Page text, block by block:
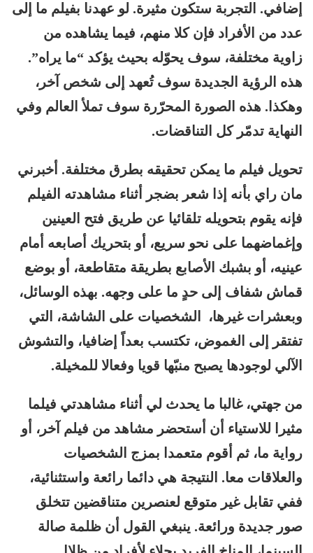
إضافي. التجربة ستكون مثيرة. لو عهدنا بفيلم ما إلى
عدد من الأفراد فإن كلا منهم، فيما يشاهده من
زاوية مختلفة، سوف يحوّله بحيث يؤكد “ما يراه”.
هذه الرؤية الجديدة سوف تُعهد إلى شخص آخر،
وهكذا. هذه الصورة المحرّرة سوف تملأ العالم وفي
النهاية تدمّر كل التناقضات.
تحويل فيلم ما يمكن تحقيقه بطرق مختلفة. أخبرني
مان راي بأنه إذا شعر بضجر أثناء مشاهدته الفيلم
فإنه يقوم بتحويله تلقائيا عن طريق فتح العينين
وإغماضهما على نحو سريع، أو بتحريك أصابعه أمام
عينيه، أو بشبك الأصابع بطريقة متقاطعة، أو بوضع
قماش شفاف إلى حدٍ ما على وجهه. بهذه الوسائل،
وبعشرات غيرها، الشخصيات على الشاشة، التي
تفتقر إلى الغموض، تكتسب بعداً إضافيا، والتشوش
الآلي لوجودها يصبح منبّها قويا وفعالا للمخيلة.
من جهتي، غالبا ما يحدث لي أثناء مشاهدتي فيلما
مثيرا للاستياء أن أستحضر مشاهد من فيلم آخر، أو
رواية ما، ثم أقوم متعمدا بمزج الشخصيات
والعلاقات معا. النتيجة هي دائما رائعة واستثنائية،
ففي تقابل غير متوقع لعنصرين متناقضين تتخلق
صور جديدة ورائعة. ينبغي القول أن ظلمة صالة